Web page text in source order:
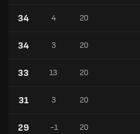
20
4
34
20
3
34
20
13
33
20
3
31
20
-1
29